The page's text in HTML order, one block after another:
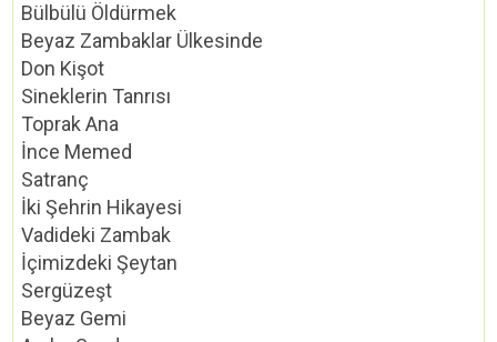
Bülbülü Öldürmek
Beyaz Zambaklar Ülkesinde
Don Kişot
Sineklerin Tanrısı
Toprak Ana
İnce Memed
Satranç
İki Şehrin Hikayesi
Vadideki Zambak
İçimizdeki Şeytan
Sergüzeşt
Beyaz Gemi